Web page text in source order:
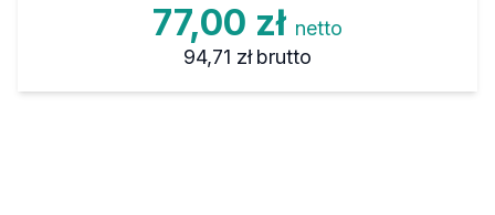
77,00 zł netto
94,71 zł brutto